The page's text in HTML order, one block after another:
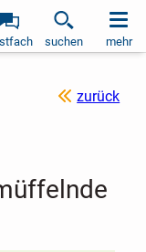
suchen mehr
zurück